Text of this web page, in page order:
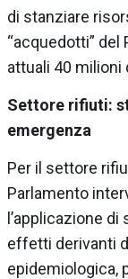
di stanziare
“acquedotti” del
attuali 40 milioni
Settore rifiuti:
emergenza
Per il settore
Parlamento
l’applicazione
effetti derivanti
epidemiologica,